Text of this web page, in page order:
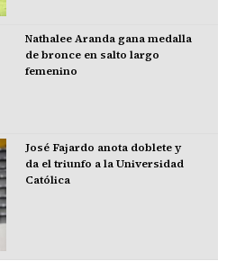
Nathalee Aranda gana medalla
de bronce en salto largo
femenino
José Fajardo anota doblete y
da el triunfo a la Universidad
Católica